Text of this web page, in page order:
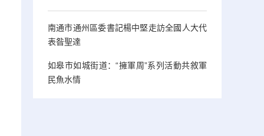
南通市通州區委書記楊中堅走訪全國人大代
表昝聖達
如皋市如城街道：“擁軍周”系列活動共敘軍
民魚水情